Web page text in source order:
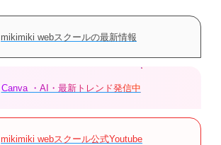
mikimiki webスクールの最新情報
Canva ・AI・最新トレンド発信中
mikimiki webスクール公式Youtube